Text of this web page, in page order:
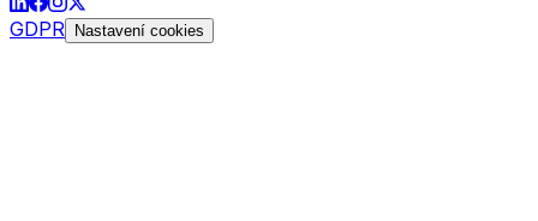
GDPR Nastavení cookies